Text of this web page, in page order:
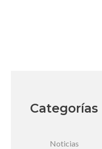
Categorías
Noticias